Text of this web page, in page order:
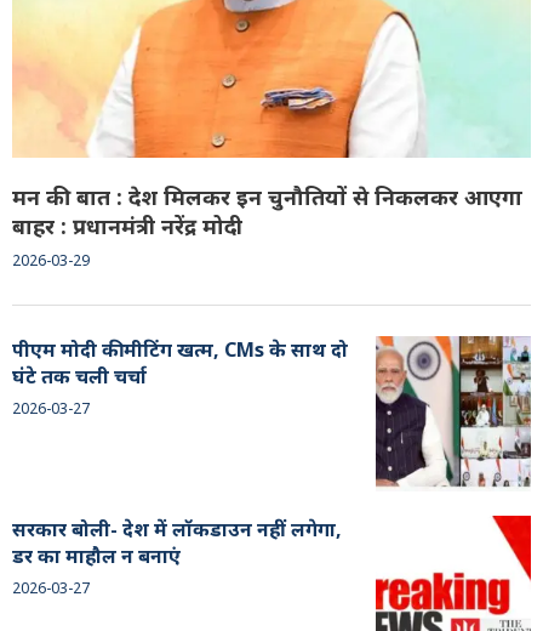
मन की बात : देश मिलकर इन चुनौतियों से निकलकर आएगा
बाहर : प्रधानमंत्री नरेंद्र मोदी
2026-03-29
पीएम मोदी की मीटिंग खत्म, CMs के साथ दो
घंटे तक चली चर्चा
2026-03-27
सरकार बोली- देश में लॉकडाउन नहीं लगेगा,
डर का माहौल न बनाएं
2026-03-27